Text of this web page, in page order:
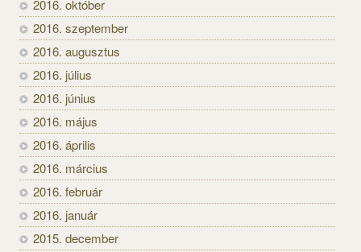
2016. október
2016. szeptember
2016. augusztus
2016. július
2016. június
2016. május
2016. április
2016. március
2016. február
2016. január
2015. december